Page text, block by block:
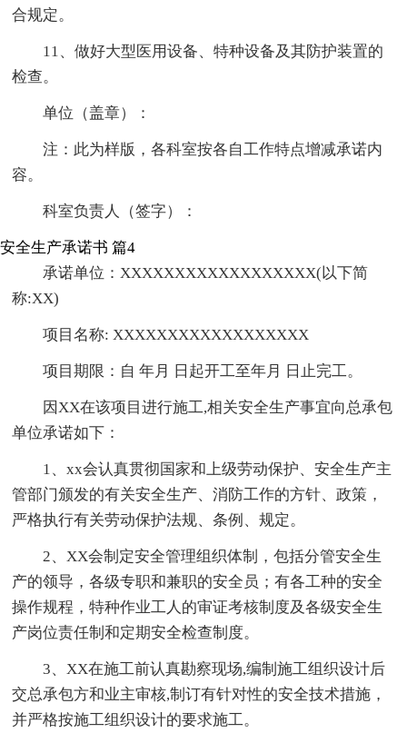
合规定。
11、做好大型医用设备、特种设备及其防护装置的
检查。
单位（盖章）：
注：此为样版，各科室按各自工作特点增减承诺内
容。
科室负责人（签字）：
安全生产承诺书 篇4
承诺单位：XXXXXXXXXXXXXXXXXX(以下简
称:XX)
项目名称: XXXXXXXXXXXXXXXXXX
项目期限：自 年月 日起开工至年月 日止完工。
因XX在该项目进行施工,相关安全生产事宜向总承包
单位承诺如下：
1、xx会认真贯彻国家和上级劳动保护、安全生产主
管部门颁发的有关安全生产、消防工作的方针、政策，
严格执行有关劳动保护法规、条例、规定。
2、XX会制定安全管理组织体制，包括分管安全生
产的领导，各级专职和兼职的安全员；有各工种的安全
操作规程，特种作业工人的审证考核制度及各级安全生
产岗位责任制和定期安全检查制度。
3、XX在施工前认真勘察现场,编制施工组织设计后
交总承包方和业主审核,制订有针对性的安全技术措施，
并严格按施工组织设计的要求施工。